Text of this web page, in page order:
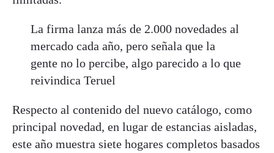
La firma lanza más de 2.000 novedades al
mercado cada año, pero señala que la
gente no lo percibe, algo parecido a lo que
reivindica Teruel
Respecto al contenido del nuevo catálogo, como
principal novedad, en lugar de estancias aisladas,
este año muestra siete hogares completos basados